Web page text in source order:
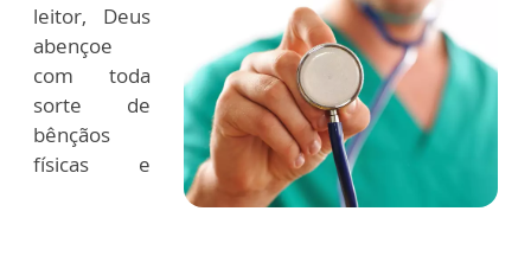
leitor, Deus
abençoe
com toda
sorte de
bênçãos
físicas e